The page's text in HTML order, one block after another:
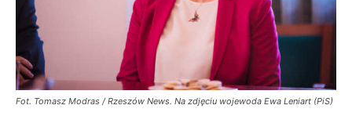
Fot. Tomasz Modras / Rzeszów News. Na zdjęciu wojewoda Ewa Leniart (PiS)